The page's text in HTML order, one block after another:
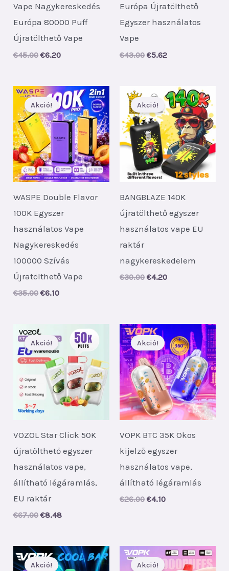
Vape Nagykereskedés
Európa 80000 Puff
Újratölthető Vape
€45.00 Original
€45.00.
€6.20Current
€6.20.
Európa Újratölthető
Egyszer használatos
Vape
€43.00 Original
€5.62Current
Akció!
WASPE Double Flavor
100K Egyszer
használatos Vape
Nagykereskedés
100000 Szívás
Újratölthető Vape
€35.00 Original
€6.10Current
Akció!
BANGBLAZE 140K
újratölthető egyszer
használatos vape EU
raktár
nagykereskedelem
€30.00 Original
€4.20Current
Akció!
VOZOL Star Click 50K
újratölthető egyszer
használatos vape,
állítható légáramlás,
EU raktár
€67.00 Original
€67.00.
€8.48Current
€8.48.
Akció!
VOPK BTC 35K Okos
kijelző egyszer
használatos vape,
állítható légáramlás
€26.00 Original
€4.10Current
Akció! Akció!